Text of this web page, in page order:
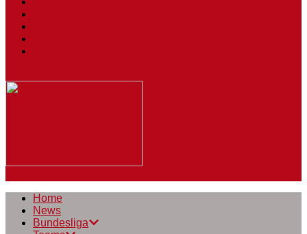
Home
News
Bundesliga